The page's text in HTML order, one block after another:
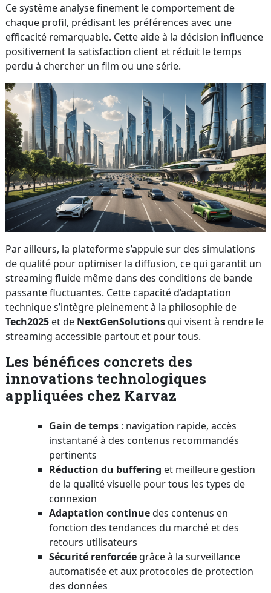
Ce système analyse finement le comportement de
chaque profil, prédisant les préférences avec une
efficacité remarquable. Cette aide à la décision influence
positivement la satisfaction client et réduit le temps
perdu à chercher un film ou une série.
Par ailleurs, la plateforme s’appuie sur des simulations
de qualité pour optimiser la diffusion, ce qui garantit un
streaming fluide même dans des conditions de bande
passante fluctuantes. Cette capacité d’adaptation
technique s’intègre pleinement à la philosophie de
Tech2025et de NextGenSolutionsqui visent à rendre le
streaming accessible partout et pour tous.
Les bénéfices concrets des
innovations technologiques
appliquées chez Karvaz
Gain de temps: navigation rapide, accès
instantané à des contenus recommandés
pertinents
Réduction du buffering et meilleure gestion
de la qualité visuelle pour tous les types de
connexion
Adaptation continuedes contenus en
fonction des tendances du marché et des
retours utilisateurs
Sécurité renforcéegrâce à la surveillance
automatisée et aux protocoles de protection
des données